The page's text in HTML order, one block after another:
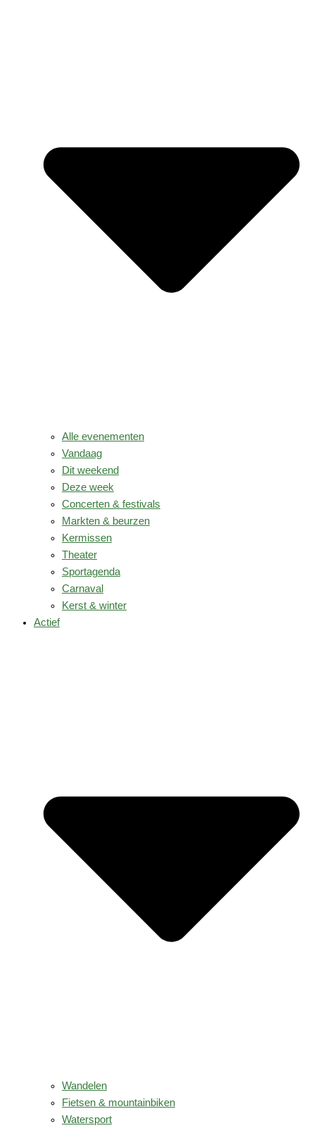
Alle evenementen
Vandaag
Dit weekend
Deze week
Concerten & festivals
Markten & beurzen
Kermissen
Theater
Sportagenda
Carnaval
Kerst & winter
Actief
Wandelen
Fietsen & mountainbiken
Watersport